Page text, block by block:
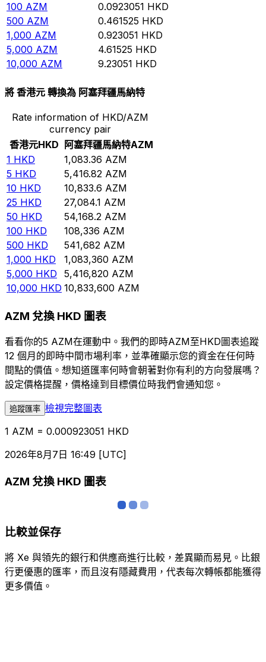
100 AZM 0.0923051 HKD
500 AZM 0.461525 HKD
1,000 AZM 0.923051 HKD
5,000 AZM 4.61525 HKD
10,000 AZM 9.23051 HKD
將 香港元 轉換為 阿塞拜疆馬納特
Rate information of HKD/AZM
currency pair
香港元HKD 阿塞拜疆馬納特AZM
1 HKD 1,083.36 AZM
5 HKD 5,416.82 AZM
10 HKD 10,833.6 AZM
25 HKD 27,084.1 AZM
50 HKD 54,168.2 AZM
100 HKD 108,336 AZM
500 HKD 541,682 AZM
1,000 HKD 1,083,360 AZM
5,000 HKD 5,416,820 AZM
10,000 HKD 10,833,600 AZM
AZM 兌換 HKD 圖表
看看你的5 AZM在運動中。我們的即時AZM至HKD圖表追蹤
12 個月的即時中間市場利率，並準確顯示您的資金在任何時
間點的價值。想知道匯率何時會朝著對你有利的方向發展嗎？
設定價格提醒，價格達到目標價位時我們會通知您。
追蹤匯率 檢視完整圖表
1 AZM = 0.000923051 HKD
2026年8月7日 16:49 [UTC]
AZM 兌換 HKD 圖表
比較並保存
將 Xe 與領先的銀行和供應商進行比較，差異顯而易見。比銀
行更優惠的匯率，而且沒有隱藏費用，代表每次轉帳都能獲得
更多價值。